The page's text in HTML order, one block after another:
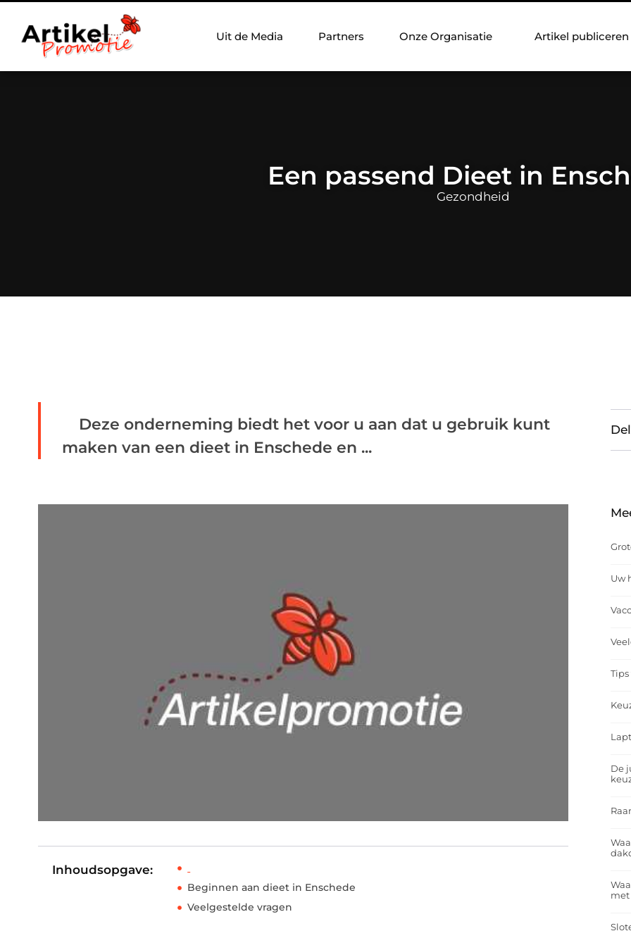
Uit de Media Partners Onze Organisatie Artikel publiceren
Een passend Dieet in
Gezondheid
Deze onderneming biedt het voor u aan dat u gebruik kunt
maken van een dieet in Enschede en ...
Inhoudsopgave:
Beginnen aan dieet in Enschede
Veelgestelde vragen
Uw
De
met